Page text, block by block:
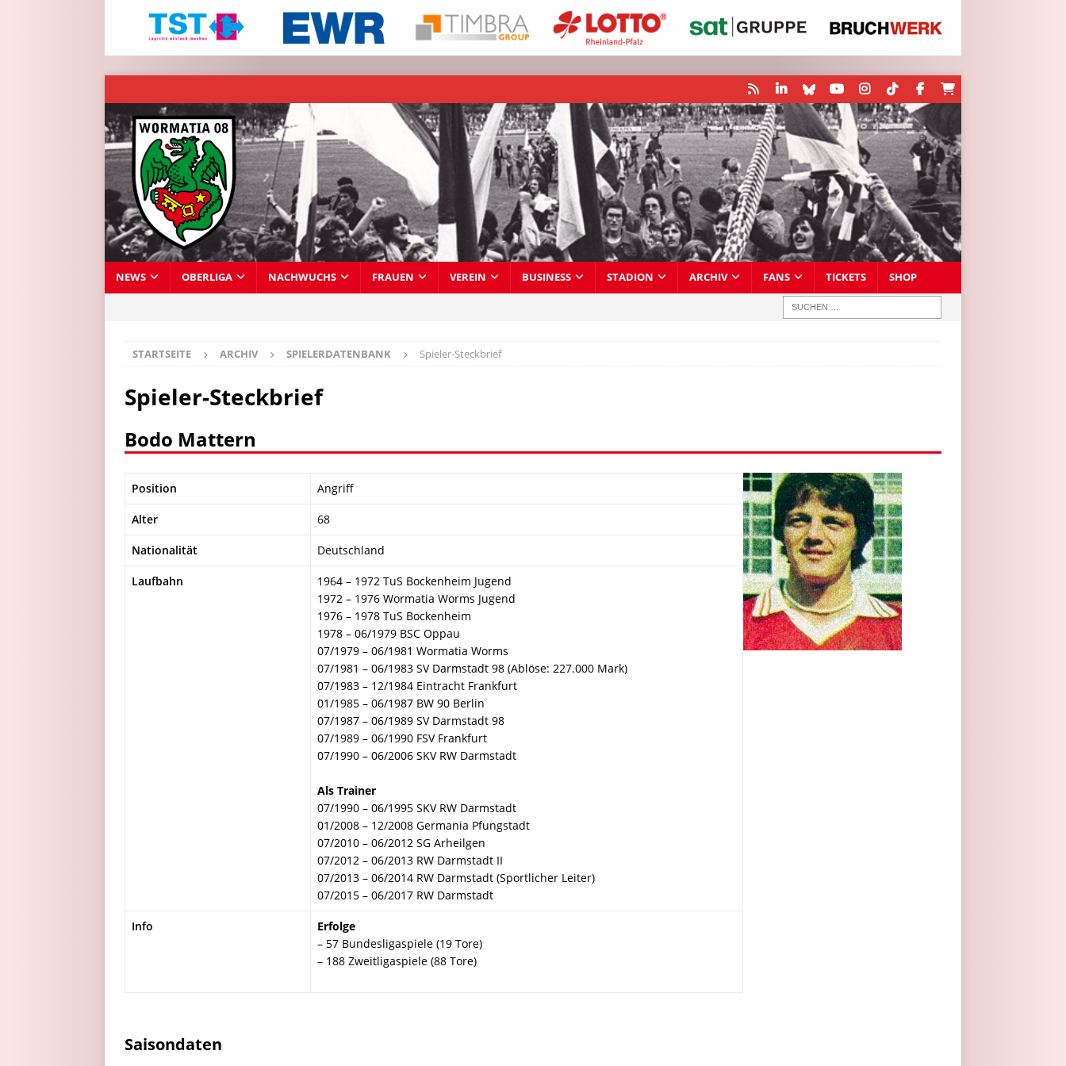
NEWS OBERLIGA NACHWUCHS FRAUEN VEREIN BUSINESS STADION ARCHIV FANS TICKETS SHOP
STARTSEITE ARCHIV SPIELERDATENBANK Spieler-Steckbrief
Spieler-Steckbrief
Bodo Mattern
Position Angriff
Alter 68
Nationalität Deutschland
Laufbahn
1964 – 1972 TuS Bockenheim Jugend
1972 – 1976 Wormatia Worms Jugend
1976 – 1978 TuS Bockenheim
1978 – 06/1979 BSC Oppau
07/1979 – 06/1981 Wormatia Worms
07/1981 – 06/1983 SV Darmstadt 98 (Ablöse: 227.000 Mark)
07/1983 – 12/1984 Eintracht Frankfurt
01/1985 – 06/1987 BW 90 Berlin
07/1987 – 06/1989 SV Darmstadt 98
07/1989 – 06/1990 FSV Frankfurt
07/1990 – 06/2006 SKV RW Darmstadt
Als Trainer
07/1990 – 06/1995 SKV RW Darmstadt
01/2008 – 12/2008 Germania Pfungstadt
07/2010 – 06/2012 SG Arheilgen
07/2012 – 06/2013 RW Darmstadt II
07/2013 – 06/2014 RW Darmstadt (Sportlicher Leiter)
07/2015 – 06/2017 RW Darmstadt
Info
Erfolge
– 57 Bundesligaspiele (19 Tore)
– 188 Zweitligaspiele (88 Tore)
Saisondaten